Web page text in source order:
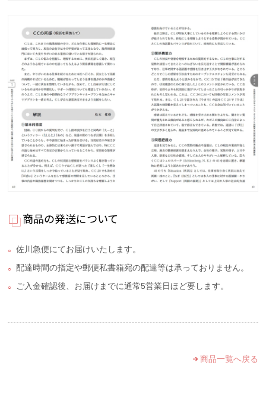
商品の発送について
佐川急便にてお届けいたします。
配達時間の指定や郵便私書箱宛の配達等は承っておりません。
ご入金確認後、お届けまでに通常5営業日ほど要します。
商品一覧へ戻る